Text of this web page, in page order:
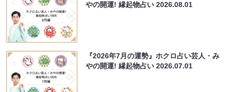
やの開運! 縁起物占い2026.08.01
『2026年7月の運勢』ホクロ占い芸人・み
やの開運! 縁起物占い2026.07.01